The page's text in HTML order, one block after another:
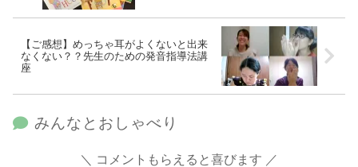
【ご感想】めっちゃ耳がよくないと出来
なくない？？先生のための発音指導法講
座
みんなとおしゃべり
コメントもらえると喜びます